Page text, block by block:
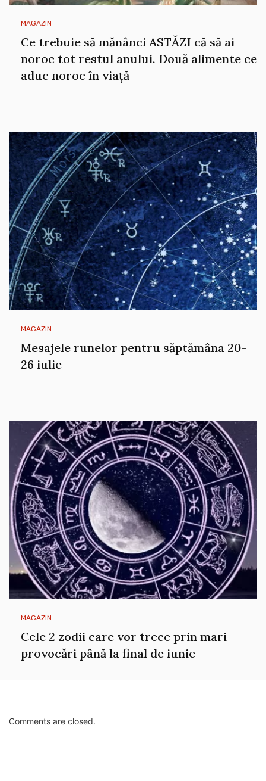
MAGAZIN
Ce trebuie să mănânci ASTĂZI că să ai
noroc tot restul anului. Două alimente ce
aduc noroc în viață
MAGAZIN
Mesajele runelor pentru săptămâna 20-
26 iulie
MAGAZIN
Cele 2 zodii care vor trece prin mari
provocări până la final de iunie
Comments are closed.